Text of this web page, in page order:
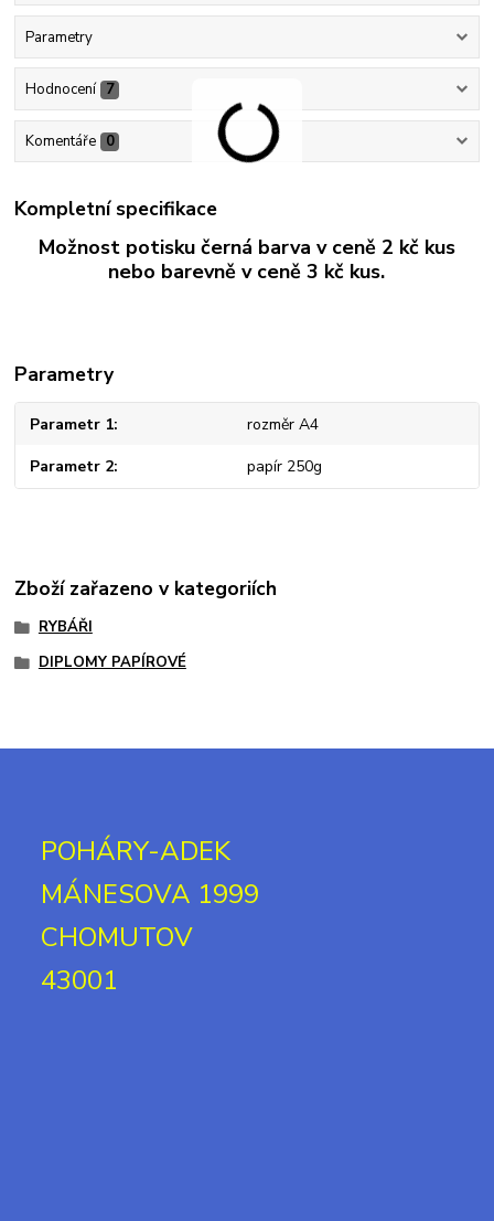
Parametry
Hodnocení 7
Komentáře 0
Kompletní specifikace
Možnost potisku černá barva v ceně 2 kč kus
nebo barevně v ceně 3 kč kus.
Parametry
Parametr 1 rozměr A4
Parametr 2 papír 250g
Zboží zařazeno v kategoriích
RYBÁŘI
DIPLOMY PAPÍROVÉ
POHÁRY-ADEK
MÁNESOVA 1999
CHOMUTOV
43001